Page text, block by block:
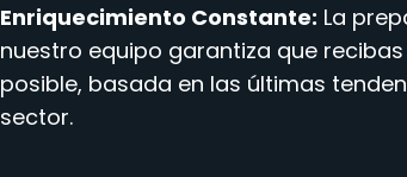
Enriquecimiento Constante: La
nuestro equipo garantiza que
posible, basada en las últimas
sector.